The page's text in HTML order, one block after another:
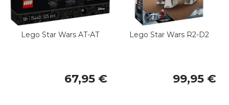
Lego Star Wars AT-AT
67,95 €
Lego Star Wars R2-D2
99,95 €